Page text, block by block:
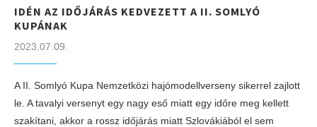
IDÉN AZ IDŐJÁRÁS KEDVEZETT A II. SOMLYÓ
KUPÁNAK
2023.07.09.
A II. Somlyó Kupa Nemzetközi hajómodellverseny sikerrel zajlott
le. A tavalyi versenyt egy nagy eső miatt egy időre meg kellett
szakítani, akkor a rossz időjárás miatt Szlovákiából el sem